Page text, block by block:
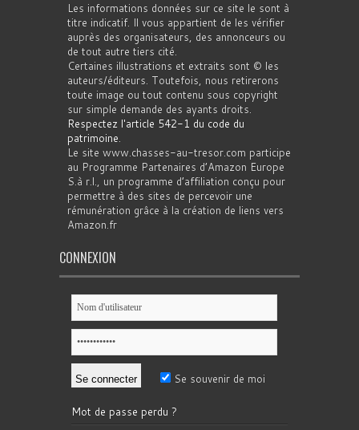
Les informations données sur ce site le sont à
titre indicatif. Il vous appartient de les vérifier
auprès des organisateurs, des annonceurs ou
de tout autre tiers cité.
Certaines illustrations et extraits sont © les
auteurs/éditeurs. Toutefois, nous retirerons
toute image ou tout contenu sous copyright
sur simple demande des ayants droits.
Respectez l'article 542-1 du code du
patrimoine.
Le site www.chasses-au-tresor.com participe
au Programme Partenaires d’Amazon Europe
S.à r.l., un programme d’affiliation conçu pour
permettre à des sites de percevoir une
rémunération grâce à la création de liens vers
Amazon.fr
CONNEXION
Se souvenir de moi
Mot de passe perdu ?